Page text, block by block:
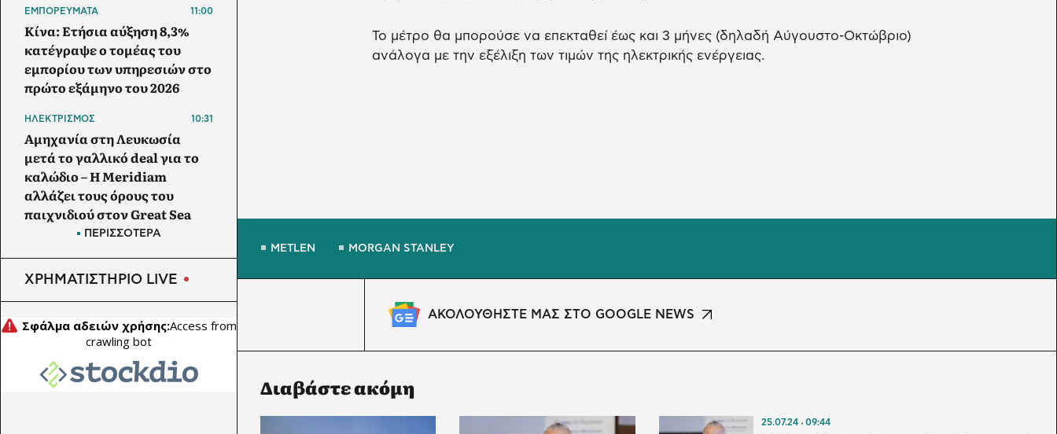
Το μέτρο θα μπορούσε να επεκταθεί έως και 3 μήνες (δηλαδή Αύγουστο-Οκτώβριο)
ανάλογα με την εξέλιξη των τιμών της ηλεκτρικής ενέργειας.
METLEN MORGAN STANLEY
ΑΚΟΛΟΥΘΗΣΤΕ ΜΑΣ ΣΤΟ GOOGLE NEWS
Διαβάστε ακόμη
25.07.24 09:44
ΕΜΠΟΡΕΥΜΑΤΑ 11:00
Κίνα: Ετήσια αύξηση 8,3%
κατέγραψε ο τομέας του
εμπορίου των υπηρεσιών στο
πρώτο εξάμηνο του 2026
ΗΛΕΚΤΡΙΣΜΟΣ 10:31
Αμηχανία στη Λευκωσία
μετά το γαλλικό deal για το
καλώδιο – Η Meridiam
αλλάζει τους όρους του
παιχνιδιού στον Great Sea
Interconnector
Γαλλία: Η SNCF δοκιμάζει
φωτοβολταϊκά πάνω στις
σιδηροδρομικές γραμμές
Οι οίνοι ΠΟΠ Νεμέα και ΠΓΕ
Κορινθία ανοίγουν δρόμους
ΠΕΡΙΣΣΟΤΕΡΑ
ΧΡΗΜΑΤΙΣΤΗΡΙΟ LIVE